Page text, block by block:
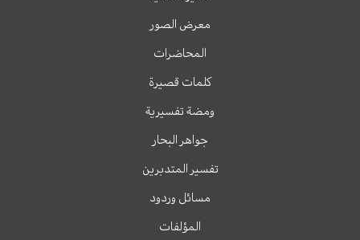
معرض الصور
المحاضرات
كلمات قصيرة
ومضة تفسيرية
جواهر البحار
تفسير المتدبرين
مسائل وردود
المؤلفات